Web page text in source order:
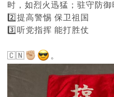
时，如烈火迅猛；驻守防御
2️⃣提高警惕 保卫祖国
3️⃣听党指挥 能打胜仗
🇨🇳 。